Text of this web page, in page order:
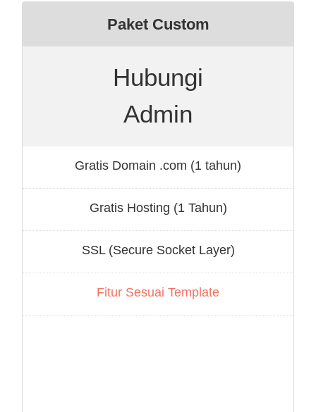
Paket Custom
Hubungi
Admin
Gratis Domain .com (1 tahun)
Gratis Hosting (1 Tahun)
SSL (Secure Socket Layer)
Fitur Sesuai Template